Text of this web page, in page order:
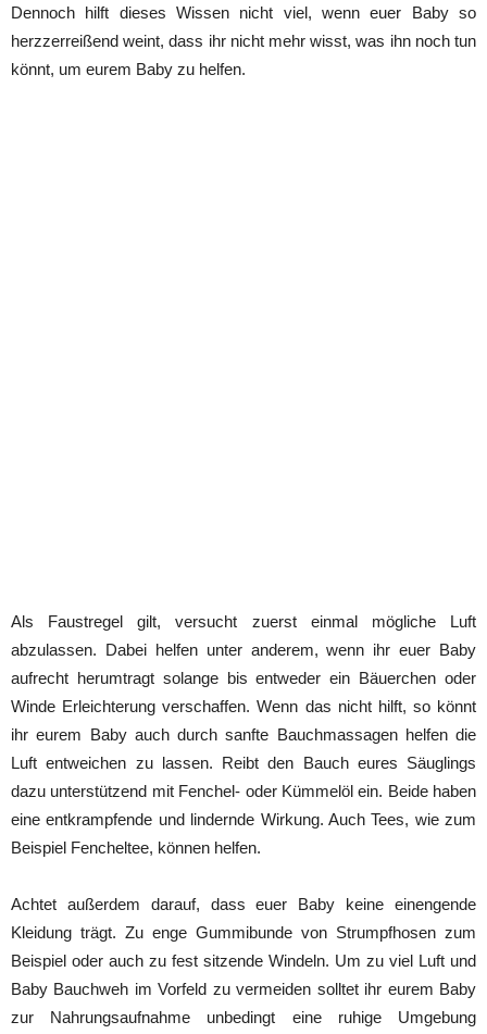
Dennoch hilft dieses Wissen nicht viel, wenn euer Baby so
herzzerreißend weint, dass ihr nicht mehr wisst, was ihn noch tun
könnt, um eurem Baby zu helfen.
Als Faustregel gilt, versucht zuerst einmal mögliche Luft
abzulassen. Dabei helfen unter anderem, wenn ihr euer Baby
aufrecht herumtragt solange bis entweder ein Bäuerchen oder
Winde Erleichterung verschaffen. Wenn das nicht hilft, so könnt
ihr eurem Baby auch durch sanfte Bauchmassagen helfen die
Luft entweichen zu lassen. Reibt den Bauch eures Säuglings
dazu unterstützend mit Fenchel- oder Kümmelöl ein. Beide haben
eine entkrampfende und lindernde Wirkung. Auch Tees, wie zum
Beispiel Fencheltee, können helfen.
Achtet außerdem darauf, dass euer Baby keine einengende
Kleidung trägt. Zu enge Gummibunde von Strumpfhosen zum
Beispiel oder auch zu fest sitzende Windeln. Um zu viel Luft und
Baby Bauchweh im Vorfeld zu vermeiden solltet ihr eurem Baby
zur Nahrungsaufnahme unbedingt eine ruhige Umgebung